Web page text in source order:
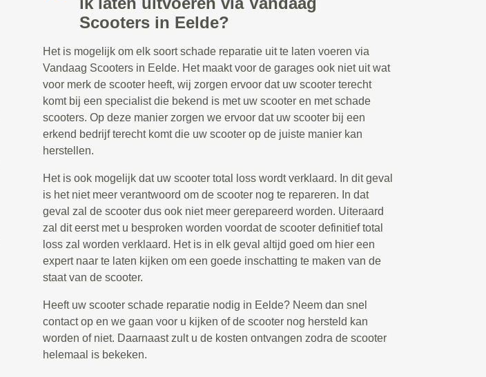
Scooters in Eelde?
Het is mogelijk om elk soort schade reparatie uit te laten voeren via
Vandaag Scooters in Eelde. Het maakt voor de garages ook niet uit wat
voor merk de scooter heeft, wij zorgen ervoor dat uw scooter terecht
komt bij een specialist die bekend is met uw scooter en met schade
scooters. Op deze manier zorgen we ervoor dat uw scooter bij een
erkend bedrijf terecht komt die uw scooter op de juiste manier kan
herstellen.
Het is ook mogelijk dat uw scooter total loss wordt verklaard. In dit geval
is het niet meer verantwoord om de scooter nog te repareren. In dat
geval zal de scooter dus ook niet meer gerepareerd worden. Uiteraard
zal dit eerst met u besproken worden voordat de scooter definitief total
loss zal worden verklaard. Het is in elk geval altijd goed om hier een
expert naar te laten kijken om een goede inschatting te maken van de
staat van de scooter.
Heeft uw scooter schade reparatie nodig in Eelde? Neem dan snel
contact op en we gaan voor u kijken of de scooter nog hersteld kan
worden of niet. Daarnaast zult u de kosten ontvangen zodra de scooter
helemaal is bekeken.